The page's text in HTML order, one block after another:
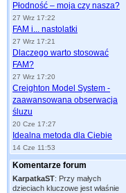
Płodność – moja czy nasza?
27 Wrz 17:22
FAM i... nastolatki
27 Wrz 17:21
Dlaczego warto stosować
FAM?
27 Wrz 17:20
Creighton Model System -
zaawansowana obserwacja
śluzu
20 Cze 17:27
Idealna metoda dla Ciebie
14 Cze 11:53
Komentarze forum
KarpatkaST: Przy małych
dzieciach kluczowe jest właśnie